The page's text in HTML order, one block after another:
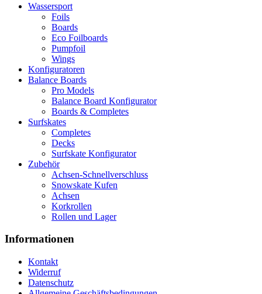
Wassersport
Foils
Boards
Eco Foilboards
Pumpfoil
Wings
Konfiguratoren
Balance Boards
Pro Models
Balance Board Konfigurator
Boards & Completes
Surfskates
Completes
Decks
Surfskate Konfigurator
Zubehör
Achsen-Schnellverschluss
Snowskate Kufen
Achsen
Korkrollen
Rollen und Lager
Informationen
Kontakt
Widerruf
Datenschutz